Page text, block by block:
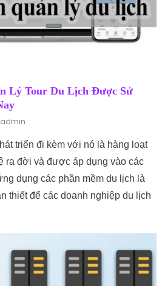
Lý Tour Du Lịch Được Sử
Author
admin
triển đi kèm với nó là hàng loạt
ra đời và được áp dụng vào các
dụng các phần mềm du lịch là
thiết để các doanh nghiệp du lịch